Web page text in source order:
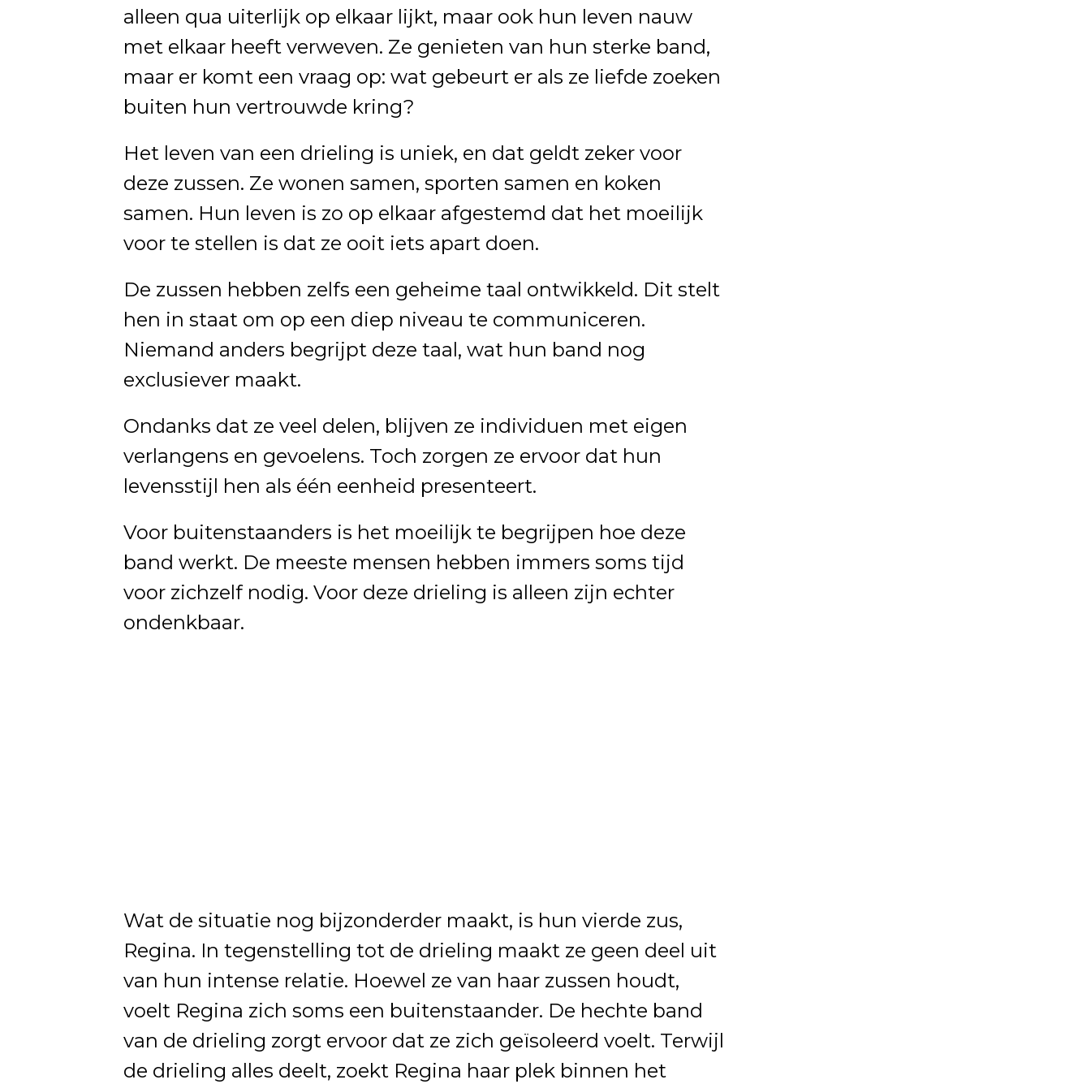
alleen qua uiterlijk op elkaar lijkt, maar ook hun leven nauw
met elkaar heeft verweven. Ze genieten van hun sterke band,
maar er komt een vraag op: wat gebeurt er als ze liefde zoeken
buiten hun vertrouwde kring?
Het leven van een drieling is uniek, en dat geldt zeker voor
deze zussen. Ze wonen samen, sporten samen en koken
samen. Hun leven is zo op elkaar afgestemd dat het moeilijk
voor te stellen is dat ze ooit iets apart doen.
De zussen hebben zelfs een geheime taal ontwikkeld. Dit stelt
hen in staat om op een diep niveau te communiceren.
Niemand anders begrijpt deze taal, wat hun band nog
exclusiever maakt.
Ondanks dat ze veel delen, blijven ze individuen met eigen
verlangens en gevoelens. Toch zorgen ze ervoor dat hun
levensstijl hen als één eenheid presenteert.
Voor buitenstaanders is het moeilijk te begrijpen hoe deze
band werkt. De meeste mensen hebben immers soms tijd
voor zichzelf nodig. Voor deze drieling is alleen zijn echter
ondenkbaar.
Wat de situatie nog bijzonderder maakt, is hun vierde zus,
Regina. In tegenstelling tot de drieling maakt ze geen deel uit
van hun intense relatie. Hoewel ze van haar zussen houdt,
voelt Regina zich soms een buitenstaander. De hechte band
van de drieling zorgt ervoor dat ze zich geïsoleerd voelt. Terwijl
de drieling alles deelt, zoekt Regina haar plek binnen het